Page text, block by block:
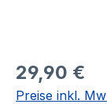
29,90 €
Preise inkl.